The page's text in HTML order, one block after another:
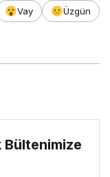
Vay
Üzgün
Bültenimize